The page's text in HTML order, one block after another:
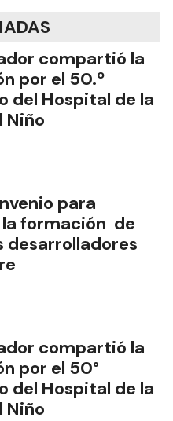
compartió la
por el 50.º
del Hospital de la
Niño
para
formación de
desarrolladores
compartió la
por el 50°
del Hospital de la
Niño